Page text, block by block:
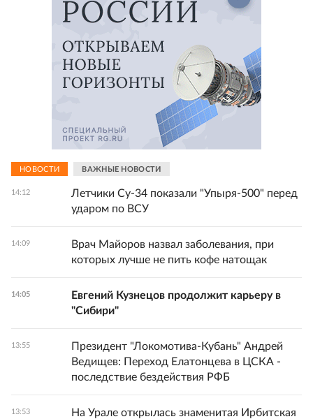
НОВОСТИ ВАЖНЫЕ НОВОСТИ
14:12
Летчики Су-34 показали "Упыря-500" перед
ударом по ВСУ
14:09
Врач Майоров назвал заболевания, при
которых лучше не пить кофе натощак
14:05
Евгений Кузнецов продолжит карьеру в
"Сибири"
13:55
Президент "Локомотива-Кубань" Андрей
Ведищев: Переход Елатонцева в ЦСКА -
последствие бездействия РФБ
13:53
На Урале открылась знаменитая Ирбитская